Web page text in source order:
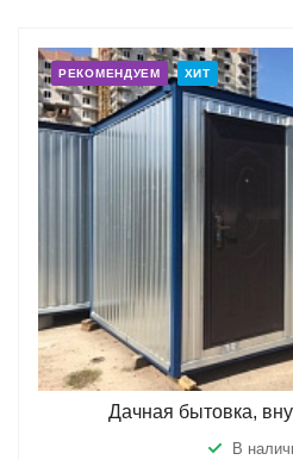
РЕКОМЕНДУЕМ ХИТ
Дачная бытовка,
В